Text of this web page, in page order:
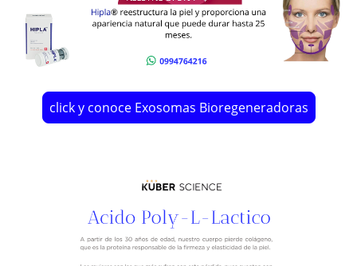
click y conoce Exosomas Bioregeneradoras